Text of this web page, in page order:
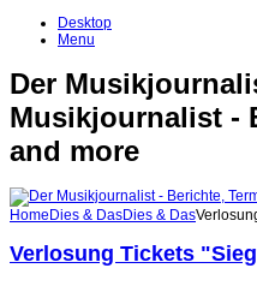
Desktop
Menu
Der
Musikjournalist -
and more
Home Dies & DasDies & Das
Verlosung Tickets